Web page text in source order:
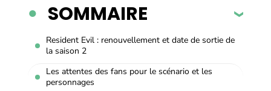
SOMMAIRE
Resident Evil : renouvellement et date de sortie de
la saison 2
Les attentes des fans pour le scénario et les
personnages